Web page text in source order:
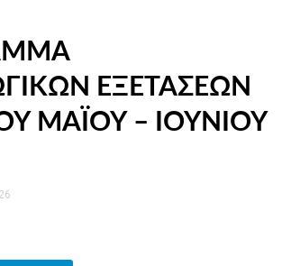
ΕΞΕΤΑΣΕΩΝ
ΜΑΪΟΥ – ΙΟΥΝΙΟΥ